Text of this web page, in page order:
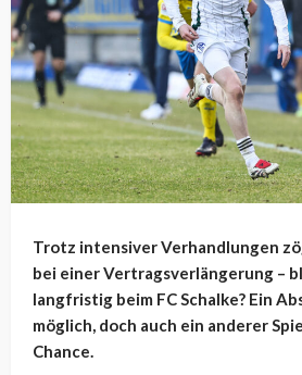
Trotz intensiver Verhandlungen
bei einer Vertragsverlängerung –
langfristig beim FC Schalke? Ein
möglich, doch auch ein anderer
Chance.